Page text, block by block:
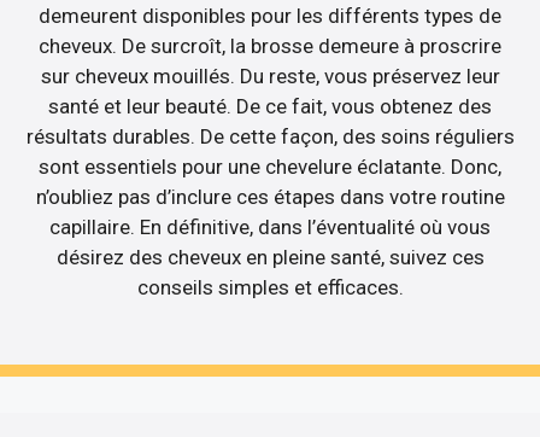
demeurent disponibles pour les différents types de
cheveux. De surcroît, la brosse demeure à proscrire
sur cheveux mouillés. Du reste, vous préservez leur
santé et leur beauté. De ce fait, vous obtenez des
résultats durables. De cette façon, des soins réguliers
sont essentiels pour une chevelure éclatante. Donc,
n’oubliez pas d’inclure ces étapes dans votre routine
capillaire. En définitive, dans l’éventualité où vous
désirez des cheveux en pleine santé, suivez ces
conseils simples et efficaces.